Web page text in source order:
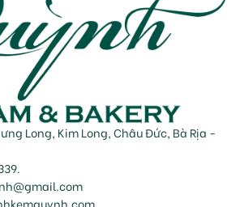
Long, Kim Long, Châu Đức, Bà Rịa -